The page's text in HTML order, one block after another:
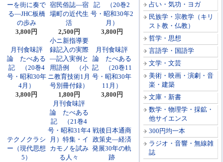
占い・気功・ヨガ
民族学・宗教学（キリ
スト教・仏教）
哲学・思想
言語学・国語学
文学・文芸
美術・映画・演劇・音
楽・建築
文庫・新書
数学・物理学・採鉱・
他サイエンス
300円均一本
ラジオ・音響・無線雑
誌
ーを街に奏で
る―JHC板橋
の歩み
3,800円
宿民俗誌―宿
場町の近代生
活
2,500円
記 （20巻2
号・昭和30年2
月）
3,800円
月刊食味評
論 たべある
記 （20巻4
号・昭和30年
4月）
3,800円
小ニ新指導要
録記入の実際
―記入実例と
用語例 （小
ニ教育技術1月
号別冊付録）
1,800円
月刊食味評
論 たべある
記 （20巻11
号・昭和30年
11月）
3,800円
テクノクラシ
ー（現代思想
5）
月刊食味評
論 たべある
記 （21巻4
号・昭和31年4
月）特集・イ
カモノを試み
る人々
戦後日本通商
政策史―経済
発展30年の軌
跡